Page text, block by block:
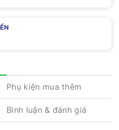
Phụ kiện mua thêm
Bình luận & đánh giá